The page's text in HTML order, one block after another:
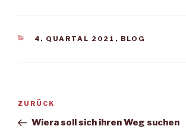
KATEGORIEN
4. QUARTAL 2021 , BLOG
Beitragsnavigation
Vorheriger
Beitrag
ZURÜCK
Wiera soll sich ihren Weg suchen